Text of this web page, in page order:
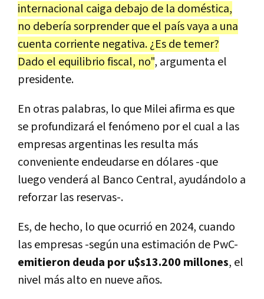
internacional caiga debajo de la doméstica,
no debería sorprender que el país vaya a una
cuenta corriente negativa. ¿Es de temer?
Dado el equilibrio fiscal, no", argumenta el
presidente.
En otras palabras, lo que Milei afirma es que
se profundizará el fenómeno por el cual a las
empresas argentinas les resulta más
conveniente endeudarse en dólares -que
luego venderá al Banco Central, ayudándolo a
reforzar las reservas-.
Es, de hecho, lo que ocurrió en 2024, cuando
las empresas -según una estimación de PwC-
emitieron deuda por u$s13.200 millones, el
nivel más alto en nueve años.